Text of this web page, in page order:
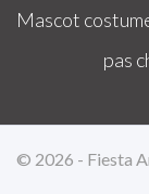
Mascot
pas
© 2026 - Fiesta